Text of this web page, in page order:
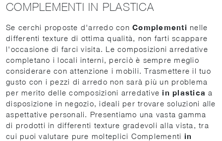
COMPLEMENTI IN PLASTICA
Se cerchi proposte d'arredo con Complementi nelle
differenti texture di ottima qualità, non farti scappare
l'occasione di farci visita. Le composizioni arredative
completano i locali interni, perciò è sempre meglio
considerare con attenzione i mobili. Trasmettere il tuo
gusto con i pezzi di arredo non sarà più un problema
per merito delle composizioni arredativein plastica a
disposizione in negozio, ideali per trovare soluzioni alle
aspettative personali. Presentiamo una vasta gamma
di prodotti in differenti texture gradevoli alla vista, tra
cui puoi valutare pure molteplici Complementi in